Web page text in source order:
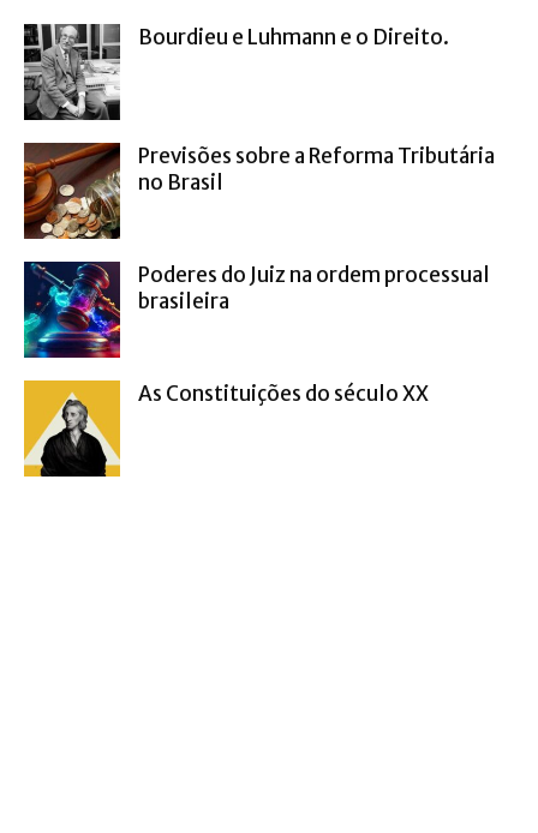
Bourdieu e Luhmann e o Direito.
Previsões sobre a Reforma Tributária
no Brasil
Poderes do Juiz na ordem processual
brasileira
As Constituições do século XX